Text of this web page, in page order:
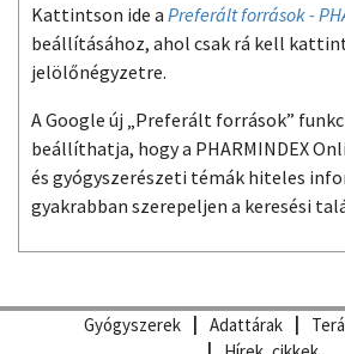
Kattintson ide a Preferált források -
beállításához, ahol csak rá kell
jelölőnégyzetre.
A Google új „Preferált források”
beállíthatja, hogy a PHARMINDEX
és gyógyszerészeti témák hiteles
gyakrabban szerepeljen a keresési
Gyógyszerek Adattárak